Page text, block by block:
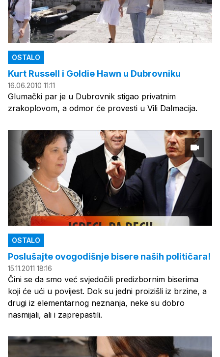
OSTALO
Kurt Russell i Goldie Hawn u Dubrovniku
16.06.2010 11:11
Glumački par je u Dubrovnik stigao privatnim
zrakoplovom, a odmor će provesti u Vili Dalmacija.
OSTALO
Poslušajte ovogodišnje bisere naših političara!
15.11.2011 18:16
Čini se da smo već svjedočili predizbornim biserima
koji će ući u povijest. Dok su jedni proizišli iz brzine, a
drugi iz elementarnog neznanja, neke su dobro
nasmijali, ali i zaprepastili.